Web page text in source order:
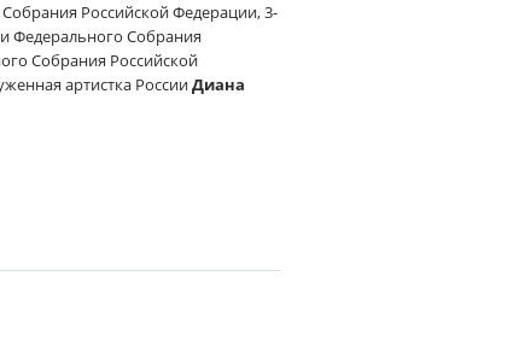
Российской Федерации, 3-
Федерального Собрания
Собрания Российской
артистка РоссииДиана